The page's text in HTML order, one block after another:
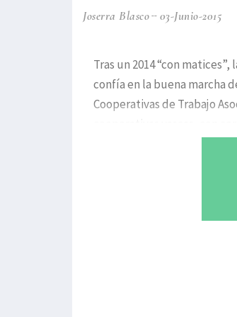
Joserra Blasco 03-Junio-2015
Tras un 2014 “con
confía en la buena marcha
Cooperativas de Trabajo
cooperativas vascas, con